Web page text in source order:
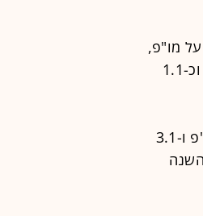
החברה כ-819 אלף דולר על מו"פ,
כ-2.3 מיליון דולר הוצאות הנהלה וכלליות, 325 אלף דולר על שיווק ומכירות וכ-1.1
לפי טיוטת התשקיף של INX, ב-2018 הוציאה החברה 525 אלף דולר על מו"פ ו-3.1
דולר. בסוף השנה